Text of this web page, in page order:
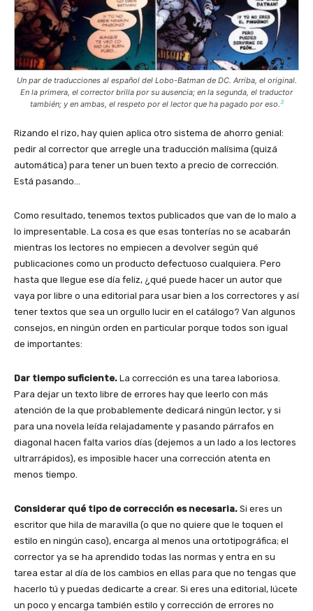
Un par de traducciones al español del Lobo-Batman de DC. Arriba, el original.
En la primera, el corrector brilla por su ausencia; en la segunda, el traductor
también; y en ambas, el respeto por el lector que ha pagado por eso.3
Rizando el rizo, hay quien aplica otro sistema de ahorro genial:
pedir al corrector que arregle una traducción malísima (quizá
automática) para tener un buen texto a precio de corrección.
Está pasando…
Como resultado, tenemos textos publicados que van de lo malo a
lo impresentable. La cosa es que esas tonterías no se acabarán
mientras los lectores no empiecen a devolver según qué
publicaciones como un producto defectuoso cualquiera. Pero
hasta que llegue ese día feliz, ¿qué puede hacer un autor que
vaya por libre o una editorial para usar bien a los correctores y así
tener textos que sea un orgullo lucir en el catálogo? Van algunos
consejos, en ningún orden en particular porque todos son igual
de importantes:
Dar tiempo suficiente. La corrección es una tarea laboriosa.
Para dejar un texto libre de errores hay que leerlo con más
atención de la que probablemente dedicará ningún lector, y si
para una novela leída relajadamente y pasando párrafos en
diagonal hacen falta varios días (dejemos a un lado a los lectores
ultrarrápidos), es imposible hacer una corrección atenta en
menos tiempo.
Considerar qué tipo de corrección es necesaria. Si eres un
escritor que hila de maravilla (o que no quiere que le toquen el
estilo en ningún caso), encarga al menos una ortotipográfica; el
corrector ya se ha aprendido todas las normas y entra en su
tarea estar al día de los cambios en ellas para que no tengas que
hacerlo tú y puedas dedicarte a crear. Si eres una editorial, lúcete
un poco y encarga también estilo y corrección de errores no